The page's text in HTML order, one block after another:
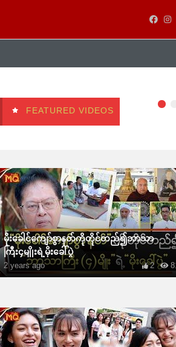
FEATURED VIDEOS
မိုးခေါင်ကျော်စွာနတ်ကိုတိုင်တည်၍ဘာသာ
ကြီး၄မျိုးရဲ့မိုးခေါ်ပွဲ
2 years ago 2